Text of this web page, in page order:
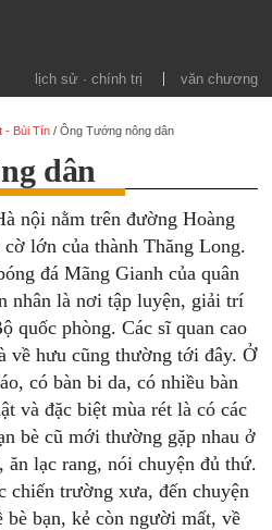
lịch sử · chính trị văn chương
- Bùi Tín /Ông Tướng nông dân
dân
nội nằm trên đường Hoàng
lớn của thành Thăng Long.
đá Mãng Gianh của quân
nhân là nơi tập luyện, giải trí
quốc phòng. Các sĩ quan cao
về hưu cũng thường tới đây. Ở
có bàn bi da, có nhiều bàn
và đặc biệt mùa rét là có các
bè cũ mới thường gặp nhau ở
ăn lạc rang, nói chuyện đủ thứ.
chiến trường xưa, đến chuyện
bè bạn, kẻ còn người mất, về